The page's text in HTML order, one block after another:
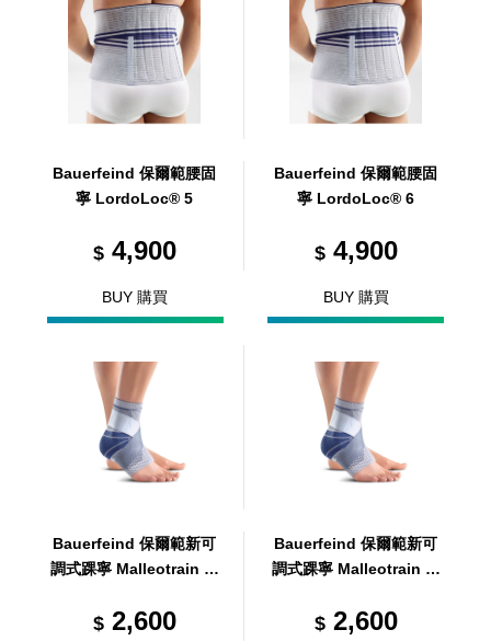
Bauerfeind 保爾範腰固
寧 LordoLoc® 5
$4,900
BUY 購買
Bauerfeind 保爾範腰固
寧 LordoLoc® 6
$4,900
BUY 購買
Bauerfeind 保爾範新可
調式踝寧 Malleotrain 灰
$2,600
Bauerfeind 保爾範新可
調式踝寧 Malleotrain 灰
$2,600